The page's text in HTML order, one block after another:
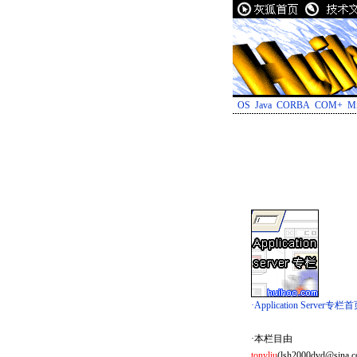
OS Java CORBA COM+
·Application Server专栏首
·本栏目由